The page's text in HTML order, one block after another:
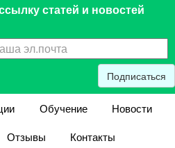
статей и новостей
Подписаться
Обучение
Новости
Отзывы
Контакты